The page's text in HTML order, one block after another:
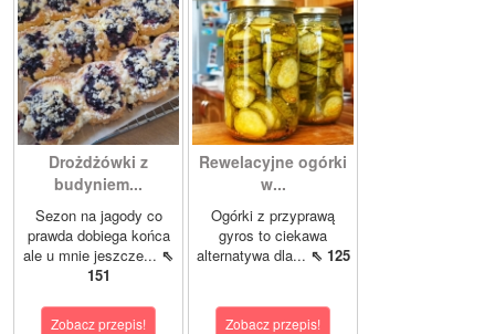
Drożdżówki z
budyniem...
Sezon na jagody co
prawda dobiega końca
ale u mnie jeszcze... ⇖
151
Zobacz przepis!
Rewelacyjne ogórki
w...
Ogórki z przyprawą
gyros to ciekawa
alternatywa dla... ⇖ 125
Zobacz przepis!